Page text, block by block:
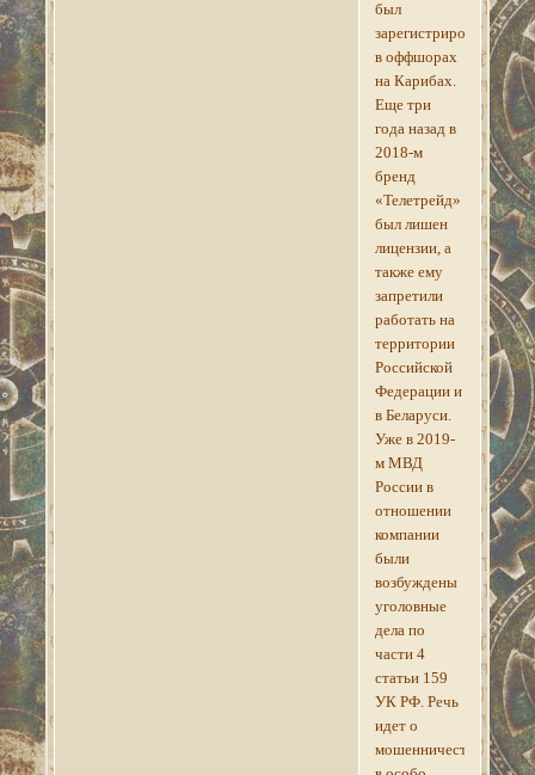
был
зарегистрирована
в оффшорах
на Карибах.
Еще три
года назад в
2018-м
бренд
«Телетрейд»
был лишен
лицензии, а
также ему
запретили
работать на
территории
Российской
Федерации и
в Беларуси.
Уже в 2019-
м МВД
России в
отношении
компании
были
возбуждены
уголовные
дела по
части 4
статьи 159
УК РФ. Речь
идет о
мошенничестве